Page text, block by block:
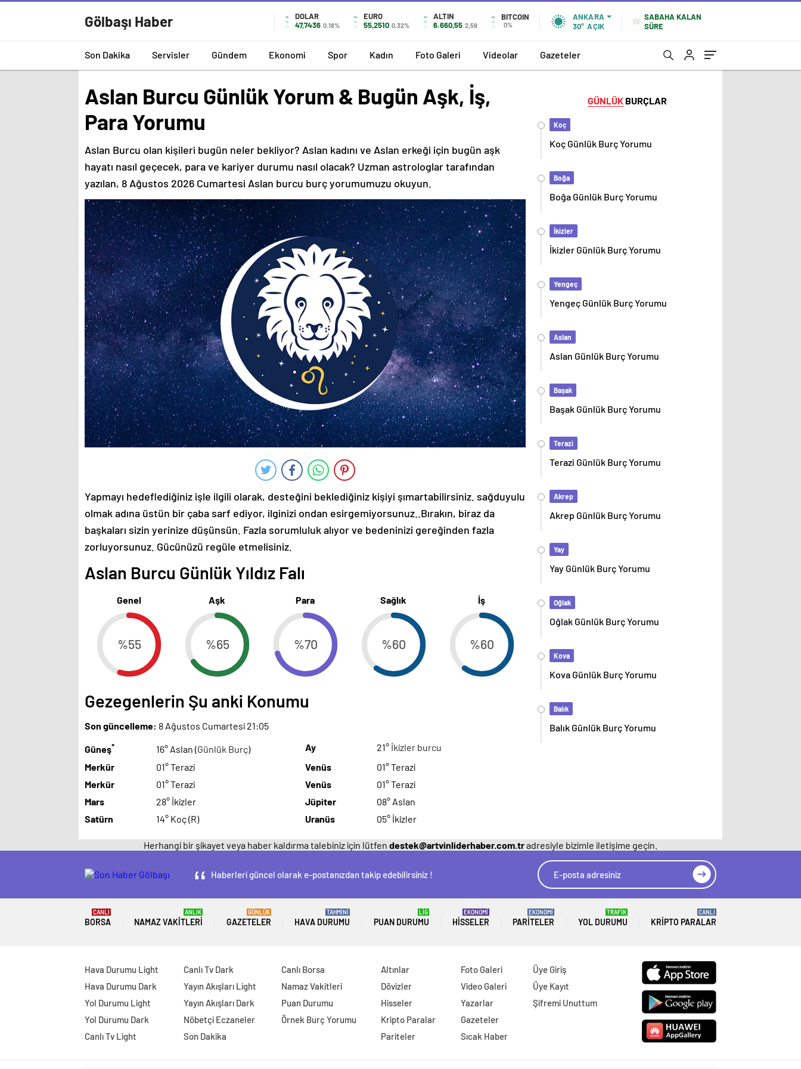
Gölbaşı Haber
DOLAR
47,7436 0.18%
EURO
55,2510 0.32%
ALTIN
6.660,55 2,59
BITCOIN
0%
ANKARA
30° AÇIK
SABAHA KALAN
SÜRE
Son Dakika Servisler Gündem Ekonomi Spor Kadın Foto Galeri Videolar Gazeteler
Aslan Burcu Günlük Yorum & Bugün Aşk, İş,
Para Yorumu
Aslan Burcu olan kişileri bugün neler bekliyor? Aslan kadını ve Aslan erkeği için bugün aşk
hayatı nasıl geçecek, para ve kariyer durumu nasıl olacak? Uzman astrologlar tarafından
yazılan, 8 Ağustos 2026 Cumartesi Aslan burcu burç yorumumuzu okuyun.
Yapmayı hedeflediğiniz işle ilgili olarak, desteğini beklediğiniz kişiyi şımartabilirsiniz. sağduyulu
olmak adına üstün bir çaba sarf ediyor, ilginizi ondan esirgemiyorsunuz..Bırakın, biraz da
başkaları sizin yerinize düşünsün. Fazla sorumluluk alıyor ve bedeninizi gereğinden fazla
zorluyorsunuz. Gücünüzü regüle etmelisiniz.
Aslan Burcu Günlük Yıldız Falı
Genel
%55
Aşk
%65
Para
%70
Sağlık
%60
İş
%60
Gezegenlerin Şu anki Konumu
Son güncelleme: 8 Ağustos Cumartesi 21:05
Güneş* 16° Aslan (Günlük Burç) Ay 21° İkizler burcu
Merkür
01° Terazi Venüs
01° Terazi
Merkür
01° Terazi Venüs
01° Terazi
Mars
28° İkizler Jüpiter
08° Aslan
Satürn
14° Koç (R) Uranüs 05° İkizler
GÜNLÜKBURÇLAR
Koç
Koç Günlük Burç Yorumu
Boğa
Boğa Günlük Burç Yorumu
İkizler
İkizler Günlük Burç Yorumu
Yengeç
Yengeç Günlük Burç Yorumu
Aslan
Aslan Günlük Burç Yorumu
Başak
Başak Günlük Burç Yorumu
Terazi
Terazi Günlük Burç Yorumu
Akrep
Akrep Günlük Burç Yorumu
Yay
Yay Günlük Burç Yorumu
Oğlak
Oğlak Günlük Burç Yorumu
Kova
Kova Günlük Burç Yorumu
Balık
Balık Günlük Burç Yorumu
Herhangi bir şikayet veya haber kaldırma talebiniz için lütfen destek@artvinliderhaber.com.tradresiyle bizimle iletişime geçin.
Haberleri güncel olarak e-postanızdan takip edebilirsiniz !
BORSA
CANLI
NAMAZ VAKITLERI
ANLIK
GAZETELER
GÜNLÜK
HAVA DURUMU
TAHMİNİ
PUAN DURUMU
LİG
HISSELER
EKONOMİ
PARITELER
EKONOMİ
YOL DURUMU
TRAFİK
KRIPTO PARALAR
CANLI
Hava Durumu Light
Hava Durumu Dark
Yol Durumu Light
Yol Durumu Dark
Canlı Tv Light
Canlı Tv Dark
Yayın Akışları Light
Yayın Akışları Dark
Nöbetçi Eczaneler
Son Dakika
Canlı Borsa
Namaz Vakitleri
Puan Durumu
Örnek Burç Yorumu
Altınlar
Dövizler
Hisseler
Kripto Paralar
Pariteler
Foto Galeri
Video Galeri
Yazarlar
Gazeteler
Sıcak Haber
Üye Giriş
Üye Kayıt
Şifremi Unuttum